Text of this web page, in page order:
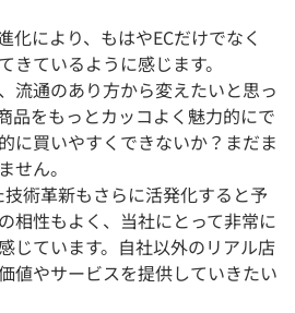
化により、もはやECだけでなく
きているように感じます。
流通のあり方から変えたいと思っ
品をもっとカッコよく魅力的にで
に買いやすくできないか？まだま
せん。
技術革新もさらに活発化すると予
相性もよく、当社にとって非常に
じています。自社以外のリアル店
値やサービスを提供していきたい